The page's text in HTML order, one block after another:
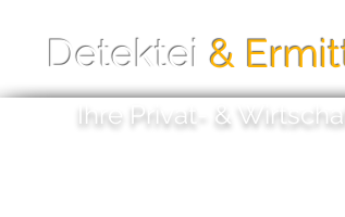
Detektei &
Ihre Privat- &